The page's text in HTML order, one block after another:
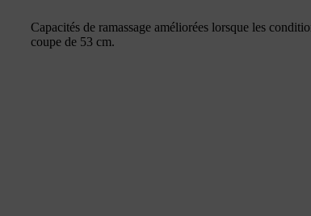
Capacités de ramassage améliorées lorsque les
coupe de 53 cm.